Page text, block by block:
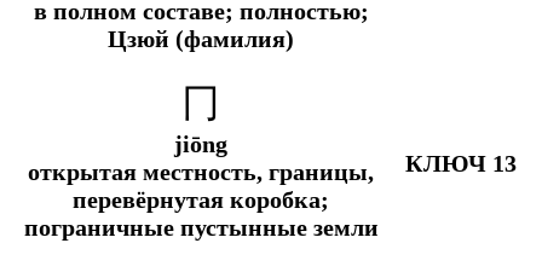
в полном составе; полностью;
Цзюй (фамилия)
冂
jiōng
открытая местность, границы,
перевёрнутая коробка;
пограничные пустынные земли
КЛЮЧ 13